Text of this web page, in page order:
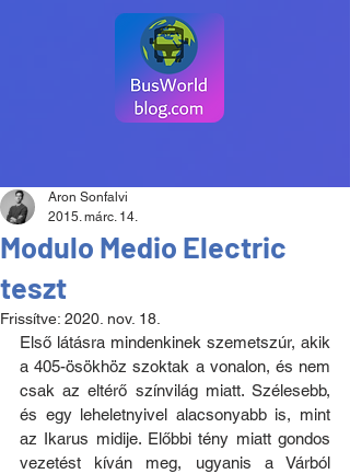
Modulo Medio Electric
teszt
Aron Sonfalvi
2015. márc. 14.
Frissítve: 2020. nov. 18.
Első látásra mindenkinek szemetszúr, akik
a 405-ösökhöz szoktak a vonalon, és nem
csak az eltérő színvilág miatt. Szélesebb,
és egy leheletnyivel alacsonyabb is, mint
az Ikarus midije. Előbbi tény miatt gondos
vezetést kíván meg, ugyanis a Várból